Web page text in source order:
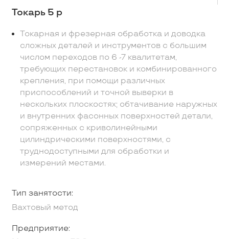
Токарь 5 р
Токарная и фрезерная обработка и доводка
сложных деталей и инструментов с большим
числом переходов по 6 -7 квалитетам,
требующих перестановок и комбинированного
крепления, при помощи различных
приспособлений и точной выверки в
нескольких плоскостях; обтачивание наружных
и внутренних фасонных поверхностей детали,
сопряженных с криволинейными
цилиндрическими поверхностями, с
труднодоступными для обработки и
измерений местами.
Тип занятости:
Вахтовый метод
Предприятие: